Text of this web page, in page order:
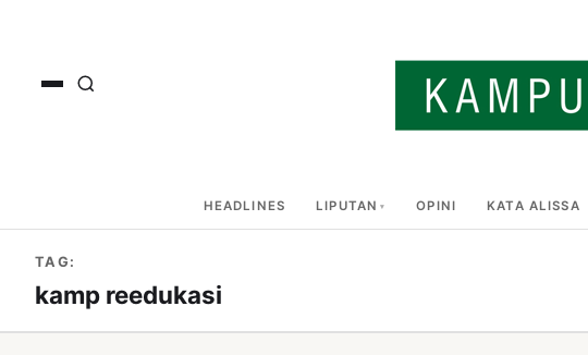
HEADLINES LIPUTAN OPINI KATA ALISSA
TAG:
kamp reedukasi